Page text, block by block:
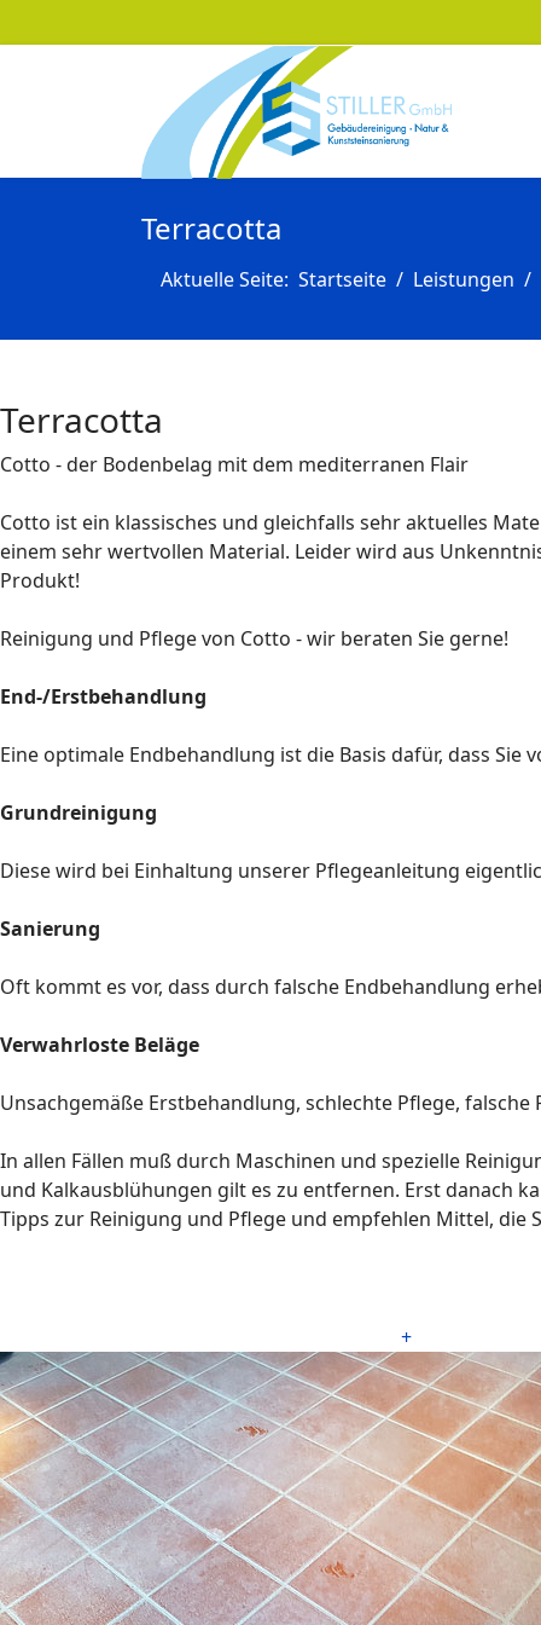
Terracotta
Aktuelle Seite: Startseite Leistungen
Terracotta
Cotto - der Bodenbelag mit dem mediterranen Flair
Cotto ist ein klassisches und gleichfalls sehr aktuelles
einem sehr wertvollen Material. Leider wird aus
Produkt!
Reinigung und Pflege von Cotto - wir beraten Sie gerne!
End-/Erstbehandlung
Eine optimale Endbehandlung ist die Basis dafür, dass
Grundreinigung
Diese wird bei Einhaltung unserer Pflegeanleitung
Sanierung
Oft kommt es vor, dass durch falsche Endbehandlung
Verwahrloste Beläge
Unsachgemäße Erstbehandlung, schlechte Pflege,
In allen Fällen muß durch Maschinen und spezielle
und Kalkausblühungen gilt es zu entfernen. Erst danach
Tipps zur Reinigung und Pflege und empfehlen Mittel,
+